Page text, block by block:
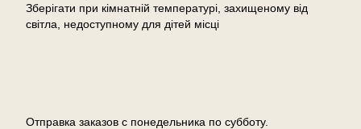
Зберігати при кімнатній температурі, захищеному від
світла, недоступному для дітей місці
Отправка заказов с понедельника по субботу.